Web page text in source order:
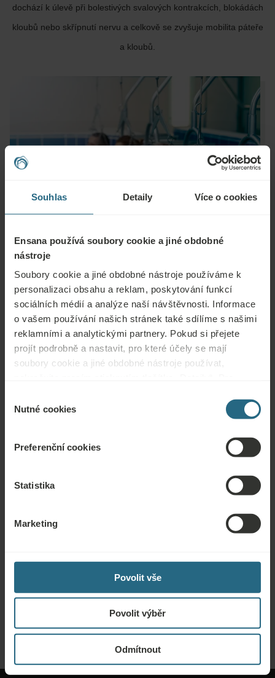
Souhlas Detaily Více o cookies
Ensana používá soubory cookie a jiné obdobné
nástroje
Soubory cookie a jiné obdobné nástroje používáme k
personalizaci obsahu a reklam, poskytování funkcí
sociálních médií a analýze naší návštěvnosti. Informace
o vašem používání našich stránek také sdílíme s našimi
reklamními a analytickými partnery. Pokud si přejete
projít podrobně a nastavit, pro které účely se mají
soubory cookie a jiné obdobné nástroje používat,
„Povolit vše“.
souhlasu
Nutné cookies
Preferenční cookies
Statistika
Marketing
Povolit vše
Povolit výběr
Odmítnout
dochází k úlevě při bolestivých svalových kontrakcích, blokádách
kloubů nebo skřípnutí nervu a celkově se zvyšuje mobilita páteře
a kloubů.
Otázky
Obraťte se na nás s jakýmikoli dotazy ohledně našich hotelů Ensana nebo
služeb. Otázky a odpovědi týkající se našeho věrnostního programu
naleznete zde.
Naše nejlepší nabídky si můžete rezervovat zde. Pokud se chcete připojit k
dostávat aktuální informace o všech novinkách, klikněte zde.
Zašlete nám svou poptávku, abychom pro vás mohli připravit nejlepší
možnou nabídku. Rádi vám poskytneme další informace, které jste na našich
ODESLAT POPTÁVKU